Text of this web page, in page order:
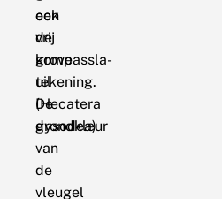
een
vrij
grove
tekening.
De
grondkleur
van
de
vleugel
ook
de
kompassla-
uil
(Hecatera
dysodea)